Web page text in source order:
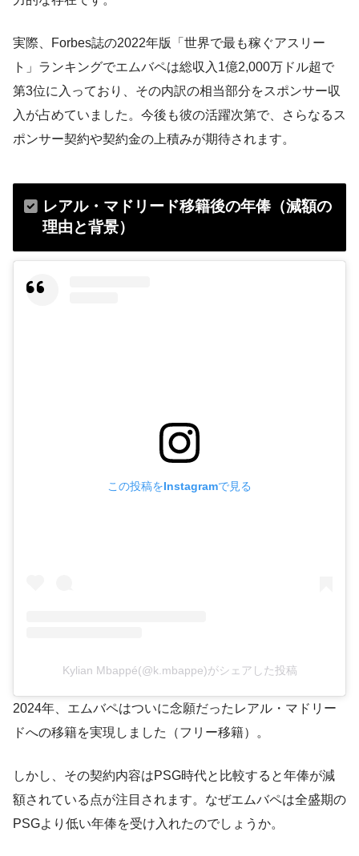
実際、Forbes誌の2022年版「世界で最も稼ぐアスリー
ト」ランキングでエムバペは総収入1億2,000万ドル超で
第3位に入っており​、その内訳の相当部分をスポンサー収
入が占めていました。今後も彼の活躍次第で、さらなるス
ポンサー契約や契約金の上積みが期待されます。
レアル・マドリード移籍後の年俸（減額の
理由と背景）
この投稿をInstagramで見る
Kylian Mbappé(@k.mbappe)がシェアした投稿
2024年、エムバペはついに念願だったレアル・マドリー
ドへの移籍を実現しました（フリー移籍）。
しかし、その契約内容はPSG時代と比較すると年俸が減
額されている点が注目されます。なぜエムバペは全盛期の
PSGより低い年俸を受け入れたのでしょうか。